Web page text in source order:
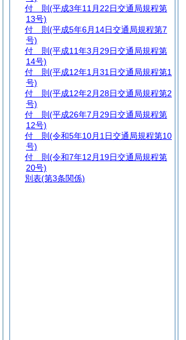
付 則 (平成3年11月22日交通局規程第
13号)
付 則 (平成5年6月14日交通局規程第7
号)
付 則 (平成11年3月29日交通局規程第
14号)
付 則 (平成12年1月31日交通局規程第1
号)
付 則 (平成12年2月28日交通局規程第2
号)
付 則 (平成26年7月29日交通局規程第
12号)
付 則 (令和5年10月1日交通局規程第10
号)
付 則 (令和7年12月19日交通局規程第
20号)
別表(第3条関係)